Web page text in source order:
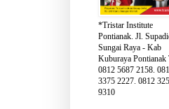
*Tristar Institute
Pontianak. Jl.
Sungai Raya - Kab
Kuburaya Pontianak
0812 5687 2158.
3375 2227. 0812
9310